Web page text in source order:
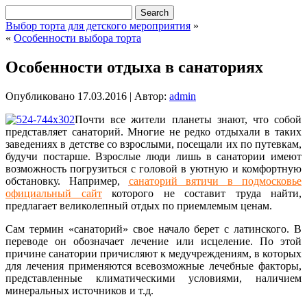
Выбор торта для детского мероприятия »
« Особенности выбора торта
Особенности отдыха в санаториях
Опубликовано 17.03.2016 | Автор: admin
Почти все жители планеты знают, что собой
представляет санаторий. Многие не редко отдыхали в таких
заведениях в детстве со взрослыми, посещали их по путевкам,
будучи постарше. Взрослые люди лишь в санатории имеют
возможность погрузиться с головой в уютную и комфортную
обстановку. Например, санаторий вятичи в подмосковье
официальный сайткоторого не составит труда найти,
предлагает великолепный отдых по приемлемым ценам.
Сам термин «санаторий» свое начало берет с латинского. В
переводе он обозначает лечение или исцеление. По этой
причине санатории причисляют к медучреждениям, в которых
для лечения применяются всевозможные лечебные факторы,
представленные климатическими условиями, наличием
минеральных источников и т.д.